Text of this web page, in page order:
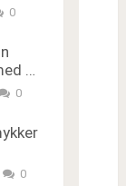
0
…
0
0